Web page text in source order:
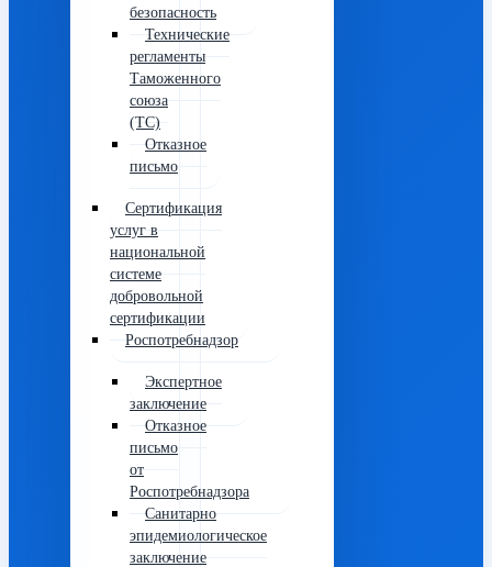
безопасность
Технические
регламенты
Таможенного
союза
(ТС)
Отказное
письмо
Сертификация
услуг в
национальной
системе
добровольной
сертификации
Роспотребнадзор
Экспертное
заключение
Отказное
письмо
от
Роспотребнадзора
Санитарно
эпидемиологическое
заключение